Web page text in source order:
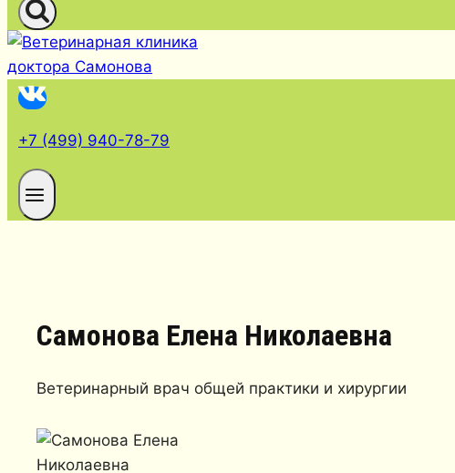
+7 (499) 940-78-79
Самонова Елена Николаевна
Ветеринарный врач общей практики и хирургии